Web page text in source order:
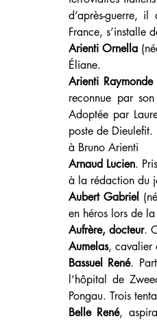
d’après-guerre,
France, s’installe
Arienti Ornella
Éliane.
Arienti Raymonde
reconnue par
Adoptée par
poste de
à Bruno Arienti
Arnaud Lucien.
à la rédaction du
Aubert Gabriel
en héros lors de
Aufrère, docteur.
Aumelas, cavalier
Bassuel René.
l’hôpital de
Pongau. Trois
Belle René,